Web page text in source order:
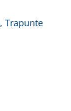
, Trapunte